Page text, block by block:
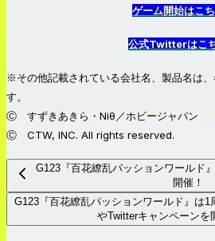
ゲーム開始はこ
公式Twitterはこ
※その他記載されている会社名、製品名は
す。
Ⓒ すずきあきら・Niθ／ホビージャパン
Ⓒ CTW, INC. All rights reserved.
G123『百花繚乱パッションワールド
開催！
G123『百花繚乱パッションワールド』は1
やTwitterキャンペーンを